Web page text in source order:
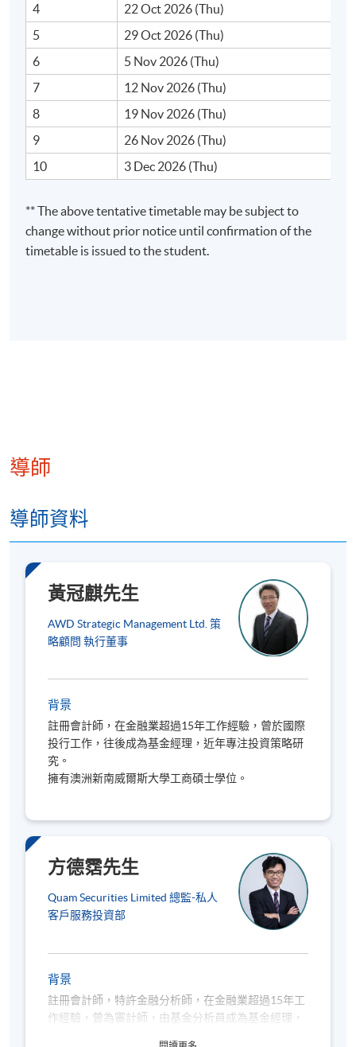
1. 學員可選讀個別單元。出席率達70%可獲頒發修讀證
明書。
2. 若學員達到70%或以上的出席率和評核合格，可獲頒
發單元證書。
本課程介紹股票市場的運作和教授基礎分析，並引用
單元一：股票投資策略
選股實戰個案分析
建立及管理股票投資組合
現時接受報名
地點
港大保良何鴻燊社區書院
4
22 Oct 2026 (Thu)
5
29 Oct 2026 (Thu)
6
5 Nov 2026 (Thu)
7
12 Nov 2026 (Thu)
8
19 Nov 2026 (Thu)
9
26 Nov 2026 (Thu)
10
3 Dec 2026 (Thu)
** The above tentative timetable may be subject to
change without prior notice until confirmation of the
timetable is issued to the student.
導師
導師資料
黃冠麒先生
AWD Strategic Management Ltd. 策
略顧問 執行董事
背景
註冊會計師，在金融業超過15年工作經驗，曾於國際
投行工作，往後成為基金經理，近年專注投資策略研
究。
擁有澳洲新南威爾斯大學工商碩士學位。
方德霑先生
Quam Securities Limited 總監-私人
客戶服務投資部
背景
註冊會計師，特許金融分析師，在金融業超過15年工
作經驗，曾為審計師，由基金分析員成為基金經理，